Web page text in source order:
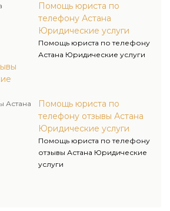
Астана
Помощь юриста по
телефону Астана
Юридические услуги
Помощь юриста по телефону
Астана Юридические услуги
Помощь юриста по
телефону отзывы Астана
Юридические услуги
Помощь юриста по телефону
отзывы Астана Юридические
услуги